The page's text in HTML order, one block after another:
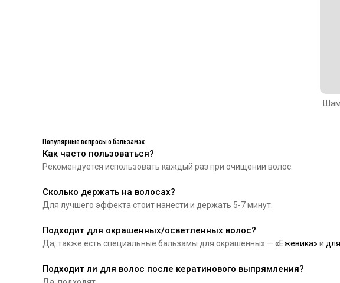
Популярные вопросы о бальзамах
Как часто пользоваться?
Рекомендуется использовать каждый раз при очищении волос.
Сколько держать на волосах?
Для лучшего эффекта стоит нанести и держать 5-7 минут.
Подходит для окрашенных/осветленных волос?
Да, также есть специальные бальзамы для окрашенных — «Ежевика» и
Подходит ли для волос после кератинового выпрямления?